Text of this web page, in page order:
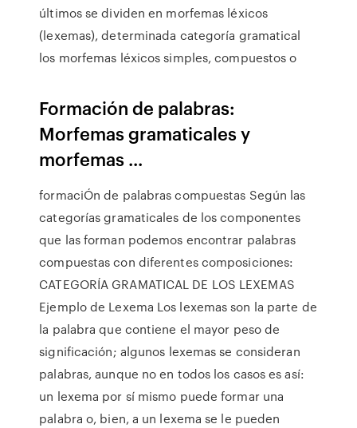
últimos se dividen en morfemas léxicos
(lexemas), determinada categoría gramatical
los morfemas léxicos simples, compuestos o
Formación de palabras:
Morfemas gramaticales y
morfemas ...
formaciÓn de palabras compuestas Según las
categorías gramaticales de los componentes
que las forman podemos encontrar palabras
compuestas con diferentes composiciones:
CATEGORÍA GRAMATICAL DE LOS LEXEMAS
Ejemplo de Lexema Los lexemas son la parte de
la palabra que contiene el mayor peso de
significación; algunos lexemas se consideran
palabras, aunque no en todos los casos es así:
un lexema por sí mismo puede formar una
palabra o, bien, a un lexema se le pueden